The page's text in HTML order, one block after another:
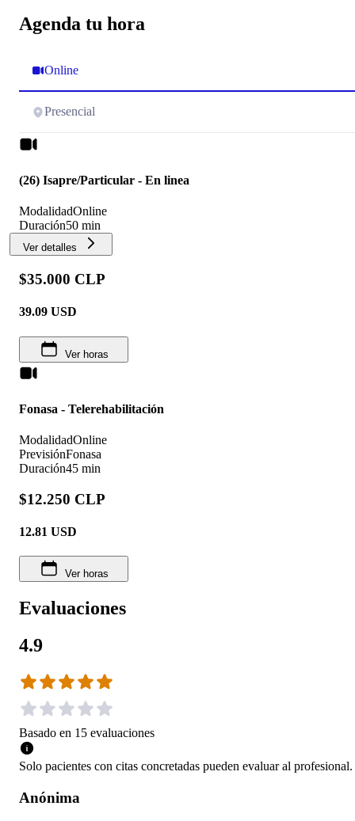
Agenda tu hora
Online
Presencial
(26) Isapre/Particular - En linea
ModalidadOnline
Duración50 min
Ver detalles
$35.000 CLP
39.09 USD
Ver horas
Fonasa - Telerehabilitación
ModalidadOnline
PrevisiónFonasa
Duración45 min
$12.250 CLP
12.81 USD
Ver horas
Evaluaciones
4.9
Basado en 15 evaluaciones
Solo pacientes con citas concretadas pueden evaluar al profesional.
Anónima